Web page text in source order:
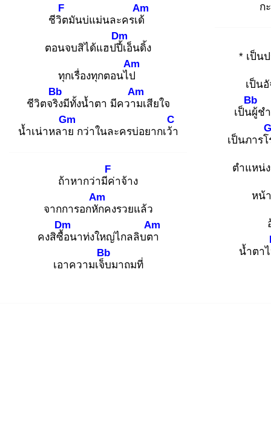
ชีวิต
F
มันบ่แม่นละครเด้
Am
ตอนจบสิได้แฮปปี้เ
Dm
อ็นดิ้ง
ทุกเรื่องทุกตอนไป
Am
ชีวิตจริง
Bb
มีทั้งน้ำตา มีความ
Am
เสียใจ
น้ำเน่าหลาย
Gm
กว่าในละครบ่อยากเว้า
C
ถ้าหากว่ามีค่
F
าจ้าง
จากการอกหัก
Am
คงรวยแล้ว
คงสิซื้อ
Dm
นาท่งใหญ่ไกลลิบตา
Am
เอาความเจ็บ
Bb
มาถมที่
ก
* เป็น
เป็น
เป็นผู้
Bb
ช
เป็นภารโ
ตำแหน่
หน้
น้ำตา